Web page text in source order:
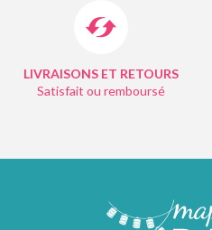
LIVRAISONS ET RETOURS
Satisfait ou remboursé